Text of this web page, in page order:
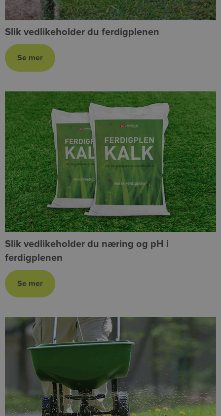
Slik vedlikeholder du ferdigplenen
Slik vedlikeholder du næring og pH i
ferdigplenen